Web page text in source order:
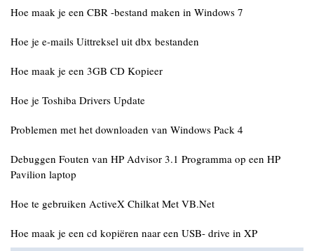
Hoe maak je een CBR -bestand maken in Windows 7
Hoe je e-mails Uittreksel uit dbx bestanden
Hoe maak je een 3GB CD Kopieer
Hoe je Toshiba Drivers Update
Problemen met het downloaden van Windows Pack 4
Debuggen Fouten van HP Advisor 3.1 Programma op een HP
Pavilion laptop
Hoe te gebruiken ActiveX Chilkat Met VB.Net
Hoe maak je een cd kopiëren naar een USB- drive in XP